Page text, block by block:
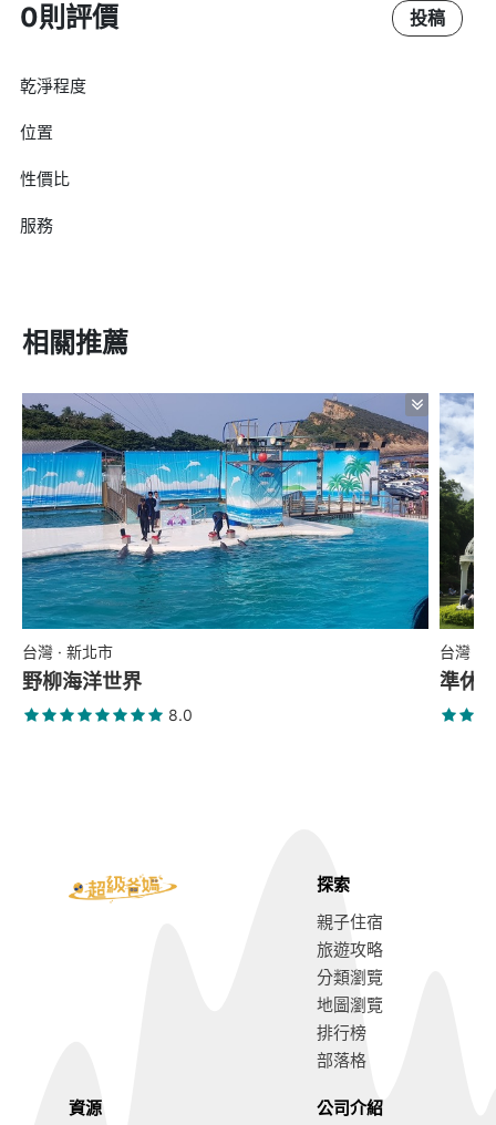
0則評價 投稿
乾淨程度
位置
性價比
服務
相關推薦
台灣 · 新北市
野柳海洋世界
8.0
台灣 ·
準休
探索
親子住宿
旅遊攻略
分類瀏覽
地圖瀏覽
排行榜
部落格
資源 公司介紹